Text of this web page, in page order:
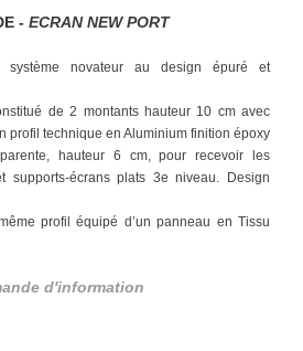
- ECRAN NEW PORT
système novateur au design épuré et
de 2 montants hauteur 10 cm avec
profil technique en Aluminium finition époxy
hauteur 6 cm, pour recevoir les
supports-écrans plats 3e niveau. Design
profil équipé d’un panneau en Tissu
d'information